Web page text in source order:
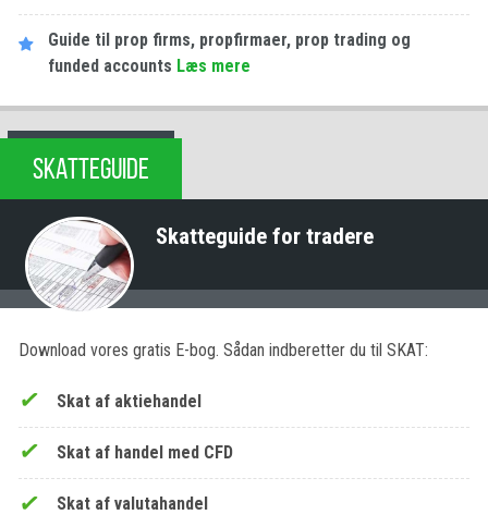
Guide til prop firms, propfirmaer, prop trading og
funded accounts Læs mere
SKATTEGUIDE
Skatteguide for tradere
Download vores gratis E-bog. Sådan indberetter du til SKAT:
Skat af aktiehandel
Skat af handel med CFD
Skat af valutahandel